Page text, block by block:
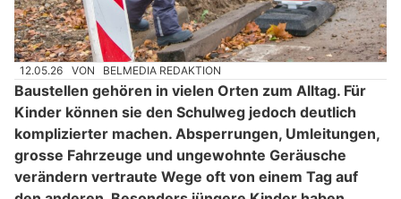
12.05.26 VON BELMEDIA REDAKTION
Baustellen gehören in vielen Orten zum Alltag. Für
Kinder können sie den Schulweg jedoch deutlich
komplizierter machen. Absperrungen, Umleitungen,
grosse Fahrzeuge und ungewohnte Geräusche
verändern vertraute Wege oft von einem Tag auf